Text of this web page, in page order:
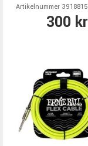
Artikelnummer 3918815
300 kr